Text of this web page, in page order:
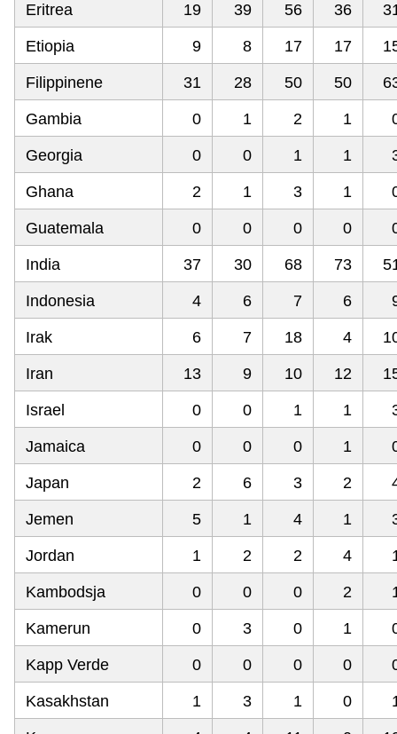
Eritrea 19 39 56 36
Etiopia 9 8 17 17
Filippinene 31 28 50 50
Gambia 0 1 2 1
Georgia 0 0 1 1
Ghana 2 1 3 1
Guatemala 0 0 0 0
India 37 30 68 73
Indonesia 4 6 7 6
Irak 6 7 18 4
Iran 13 9 10 12
Israel 0 0 1 1
Jamaica 0 0 0 1
Japan 2 6 3 2
Jemen 5 1 4 1
Jordan 1 2 2 4
Kambodsja 0 0 0 2
Kamerun 0 3 0 1
Kapp Verde 0 0 0 0
Kasakhstan 1 3 1 0